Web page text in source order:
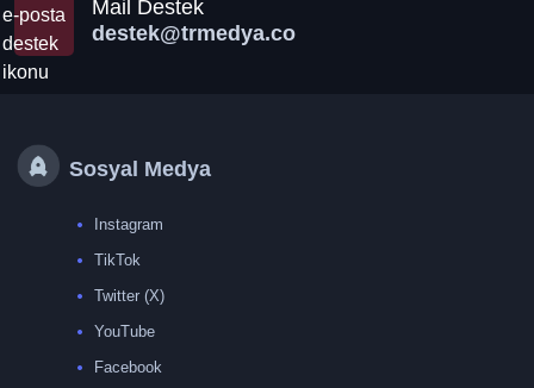
Mail Destek
destek@trmedya.co
Sosyal Medya
Instagram
TikTok
Twitter (X)
YouTube
Facebook